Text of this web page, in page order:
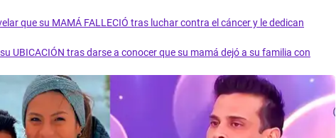
que su MAMÁ FALLECIÓ tras luchar contra el cáncer y le dedican
UBICACIÓN tras darse a conocer que su mamá dejó a su familia con